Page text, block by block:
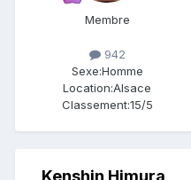
Membre
942
Sexe:Homme
Location:Alsace
Classement:15/5
Kenshin Himura